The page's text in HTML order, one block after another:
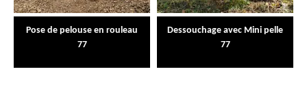
Pose de pelouse en rouleau
77
Dessouchage avec Mini pelle
77